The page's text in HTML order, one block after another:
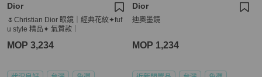
Dior
🌷Christian Dior 眼鏡｜經典花紋✦fuf
u style 精品✦ 氣質款｜
MOP 3,234
Dior
迪奧墨鏡
MOP 1,234